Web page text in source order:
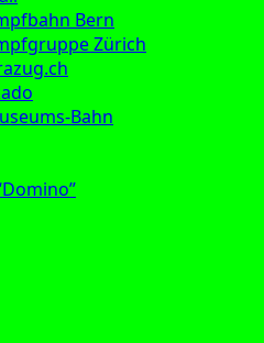
Bern
Zürich
Bahn